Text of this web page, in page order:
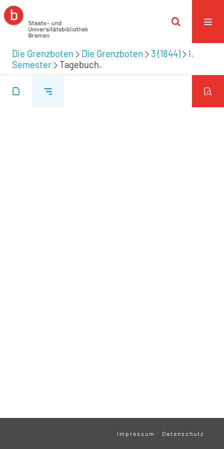
Die Grenzboten Die Grenzboten 3 (1844)
I.
Semester
Tagebuch.
Impressum Datenschutz